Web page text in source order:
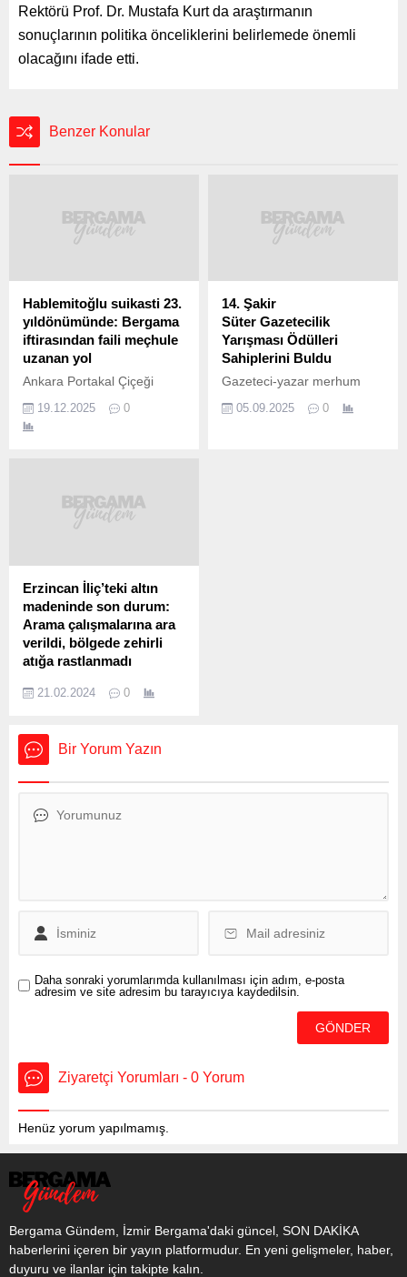
Rektörü Prof. Dr. Mustafa Kurt da araştırmanın
sonuçlarının politika önceliklerini belirlemede önemli
olacağını ifade etti.
Benzer Konular
Hablemitoğlu suikasti 23.
yıldönümünde: Bergama
iftirasından faili meçhule
uzanan yol
Ankara Portakal Çiçeği
Aralık 2002 tarihinde,
akşam saat 18 civarında
suikastının üzerinden tam
23 yıl geçti. Yarım asra
Türkiye’nin yakın siyasi
tarihinin en karanlık
sayfalarından biri olan bu
cinayet, aydınlatılmak bir
yana, karmaşık...
19.12.2025 0
14. Şakir
Süter Gazetecilik
Yarışması Ödülleri
Sahiplerini Buldu
Gazeteci-yazar merhum
14’üncüsü düzenlenen Şakir
05.09.2025 0
Erzincan İliç’teki altın
madeninde son durum:
Arama çalışmalarına ara
verildi, bölgede zehirli
atığa rastlanmadı
altın madeni sahasında
arama çalışmaları, ikinci bir
toprak kayması riski
güvenli bir çalışma ortamı
Mehmet Özhaseki, 9
21.02.2024 0
Bir Yorum Yazın
Daha sonraki yorumlarımda kullanılması için adım, e-posta
adresim ve site adresim bu tarayıcıya kaydedilsin.
Ziyaretçi Yorumları - 0 Yorum
Henüz yorum yapılmamış.
Bergama Gündem, İzmir Bergama'daki güncel, SON DAKİKA
haberlerini içeren bir yayın platformudur. En yeni gelişmeler, haber,
duyuru ve ilanlar için takipte kalın.